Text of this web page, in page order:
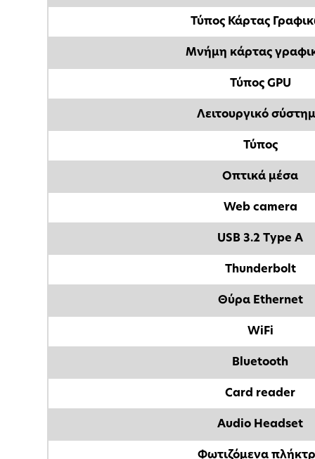
Τύπος Κάρτας
Μνήμη κάρτας
Τύπος GPU
Λειτουργικό
Τύπος
Οπτικά μέσα
Web camera
USB 3.2 Type A
Thunderbolt
Θύρα Ethernet
WiFi
Bluetooth
Card reader
Audio Headset
Φωτιζόμενα